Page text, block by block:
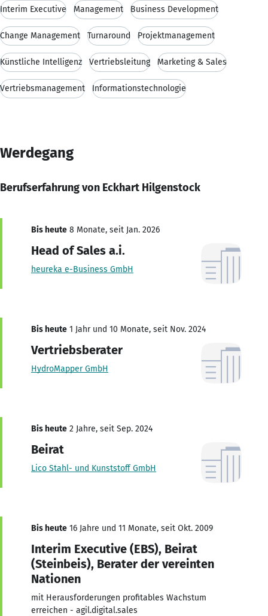
Interim Executive Management Business Development
Change Management Turnaround Projektmanagement
Künstliche Intelligenz Vertriebsleitung Marketing & Sales
Vertriebsmanagement Informationstechnologie
Werdegang
Berufserfahrung von Eckhart Hilgenstock
Bis heute 8 Monate, seit Jan. 2026
Head of Sales a.i.
heureka e-Business GmbH
Bis heute 1 Jahr und 10 Monate, seit Nov. 2024
Vertriebsberater
HydroMapper GmbH
Bis heute 2 Jahre, seit Sep. 2024
Beirat
Lico Stahl- und Kunststoff GmbH
Bis heute 16 Jahre und 11 Monate, seit Okt. 2009
Interim Executive (EBS), Beirat
(Steinbeis), Berater der vereinten
Nationen
mit Herausforderungen profitables Wachstum
erreichen - agil.digital.sales